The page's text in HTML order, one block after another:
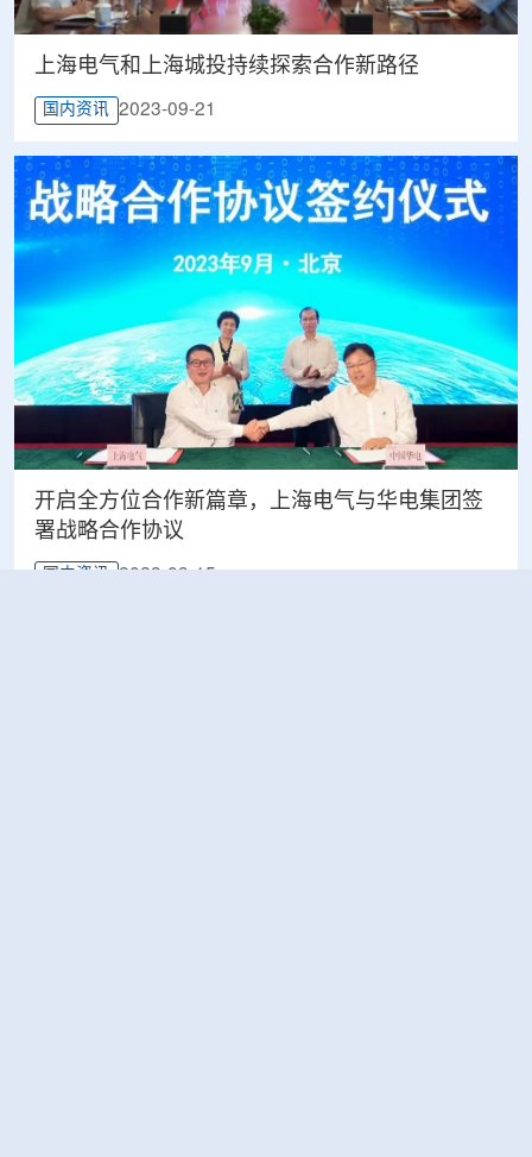
上海电气和上海城投持续探索合作新路径
国内资讯 2023-09-21
开启全方位合作新篇章，上海电气与华电集团签
署战略合作协议
国内资讯 2023-09-15